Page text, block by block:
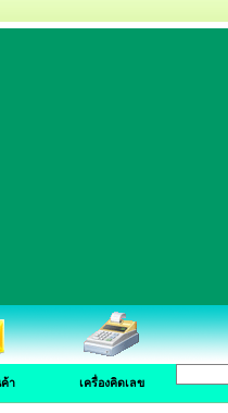
า เครื่องคิดเลข